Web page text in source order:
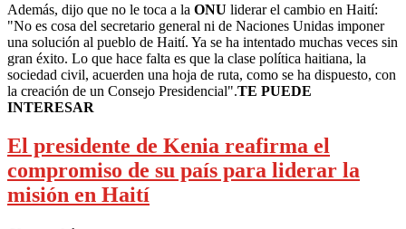
Además, dijo que no le toca a la ONU liderar el cambio en Haití:
"No es cosa del secretario general ni de Naciones Unidas imponer
una solución al pueblo de Haití. Ya se ha intentado muchas veces sin
gran éxito. Lo que hace falta es que la clase política haitiana, la
sociedad civil, acuerden una hoja de ruta, como se ha dispuesto, con
la creación de un Consejo Presidencial".TE PUEDE
INTERESAR
El presidente de Kenia reafirma el
compromiso de su país para liderar la
misión en Haití